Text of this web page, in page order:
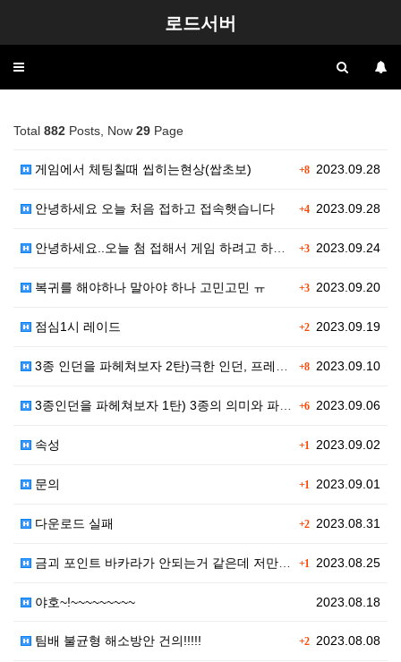
로드서버
Toggle
Total 882 Posts, Now 29 Page
+82023.09.28
게임에서 체팅칠때 씹히는현상(쌉초보)
+42023.09.28
안녕하세요 오늘 처음 접하고 접속햇습니다
+32023.09.24
안녕하세요..오늘 첨 접해서 게임 하려고 하는데 소리…
+32023.09.20
복귀를 해야하나 말아야 하나 고민고민 ㅠ
+22023.09.19
점심1시 레이드
+82023.09.10
3종 인던을 파헤쳐보자 2탄)극한 인던, 프레야 인던,…
+62023.09.06
3종인던을 파헤쳐보자 1탄) 3종의 의미와 파티구성, …
+1 2023.09.02
속성
+1 2023.09.01
문의
+22023.08.31
다운로드 실패
+1 2023.08.25
금괴 포인트 바카라가 안되는거 같은데 저만 그런가요?
2023.08.18
야호~!~~~~~~~~~
+22023.08.08
팀배 불균형 해소방안 건의!!!!!